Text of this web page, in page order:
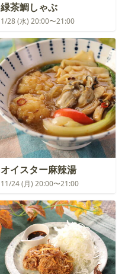
緑茶鯛しゃぶ
1/28 (水) 20:00〜21:00
オイスター麻辣湯
11/24 (月) 20:00〜21:00